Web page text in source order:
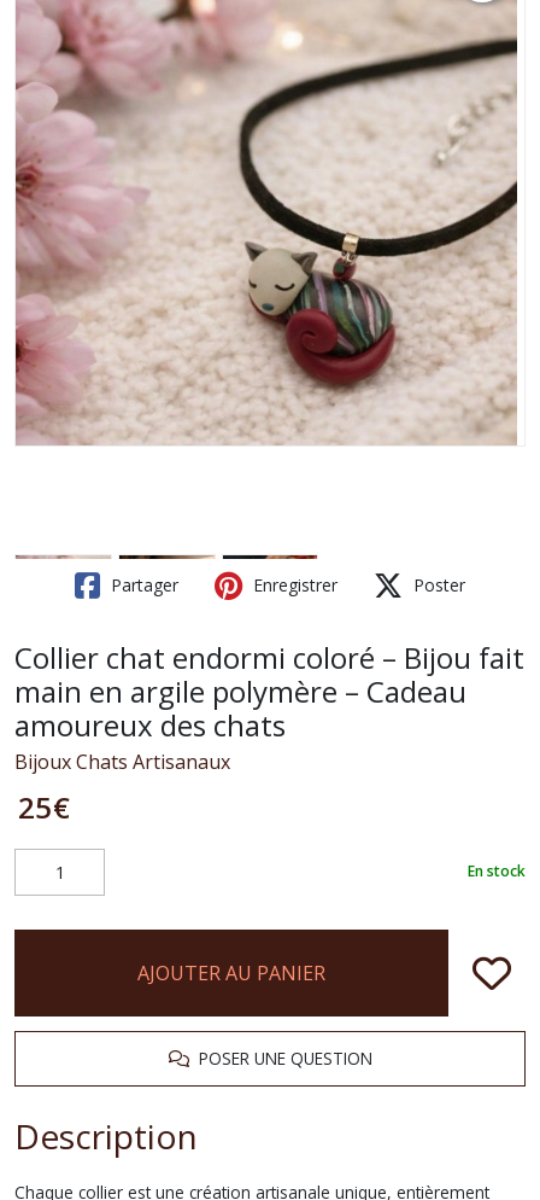
Partager Enregistrer Poster
Collier chat endormi coloré – Bijou fait
main en argile polymère – Cadeau
amoureux des chats
Bijoux Chats Artisanaux
25€
En stock
AJOUTER AU PANIER
POSER UNE QUESTION
Description
Chaque collier est une création artisanale unique, entièrement